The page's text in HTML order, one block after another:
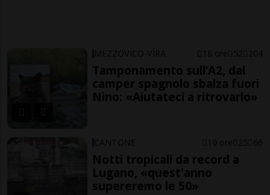
MEZZOVICO-VIRA 18 ore 52 204
Tamponamento sull’A2, dal
camper spagnolo sbalza fuori
Nino: «Aiutateci a ritrovarlo»
CANTONE 19 ore 25 66
Notti tropicali da record a
Lugano, «quest'anno
supereremo le 50»